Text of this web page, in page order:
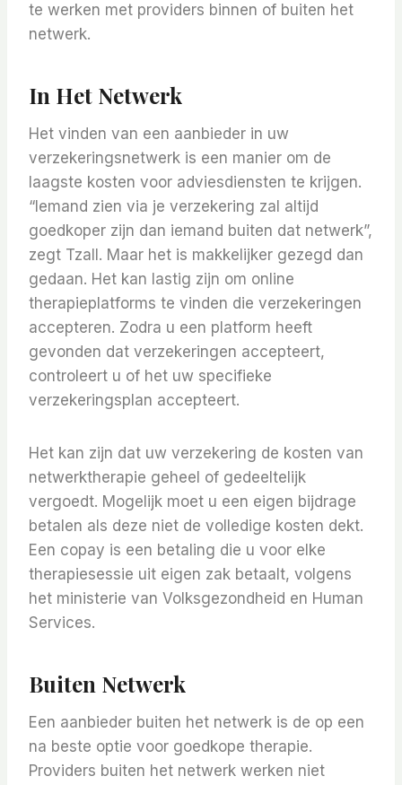
te werken met providers binnen of buiten het
netwerk.
In Het Netwerk
Het vinden van een aanbieder in uw
verzekeringsnetwerk is een manier om de
laagste kosten voor adviesdiensten te krijgen.
“Iemand zien via je verzekering zal altijd
goedkoper zijn dan iemand buiten dat netwerk”,
zegt Tzall. Maar het is makkelijker gezegd dan
gedaan. Het kan lastig zijn om online
therapieplatforms te vinden die verzekeringen
accepteren. Zodra u een platform heeft
gevonden dat verzekeringen accepteert,
controleert u of het uw specifieke
verzekeringsplan accepteert.
Het kan zijn dat uw verzekering de kosten van
netwerktherapie geheel of gedeeltelijk
vergoedt. Mogelijk moet u een eigen bijdrage
betalen als deze niet de volledige kosten dekt.
Een copay is een betaling die u voor elke
therapiesessie uit eigen zak betaalt, volgens
het ministerie van Volksgezondheid en Human
Services.
Buiten Netwerk
Een aanbieder buiten het netwerk is de op een
na beste optie voor goedkope therapie.
Providers buiten het netwerk werken niet